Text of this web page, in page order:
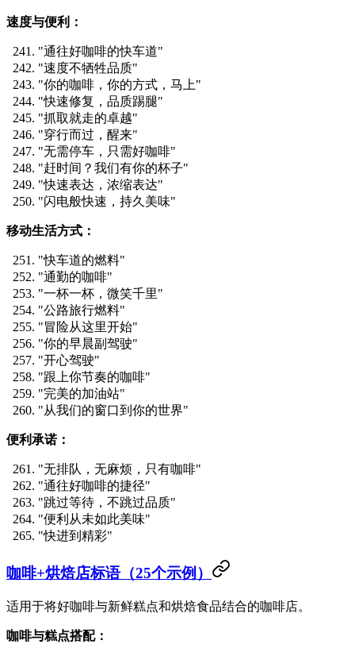
速度与便利：
"通往好咖啡的快车道"
"速度不牺牲品质"
"你的咖啡，你的方式，马上"
"快速修复，品质踢腿"
"抓取就走的卓越"
"穿行而过，醒来"
"无需停车，只需好咖啡"
"赶时间？我们有你的杯子"
"快速表达，浓缩表达"
"闪电般快速，持久美味"
移动生活方式：
"快车道的燃料"
"通勤的咖啡"
"一杯一杯，微笑千里"
"公路旅行燃料"
"冒险从这里开始"
"你的早晨副驾驶"
"开心驾驶"
"跟上你节奏的咖啡"
"完美的加油站"
"从我们的窗口到你的世界"
便利承诺：
"无排队，无麻烦，只有咖啡"
"通往好咖啡的捷径"
"跳过等待，不跳过品质"
"便利从未如此美味"
"快进到精彩"
咖啡+烘焙店标语（25个示例）
适用于将好咖啡与新鲜糕点和烘焙食品结合的咖啡店。
咖啡与糕点搭配：